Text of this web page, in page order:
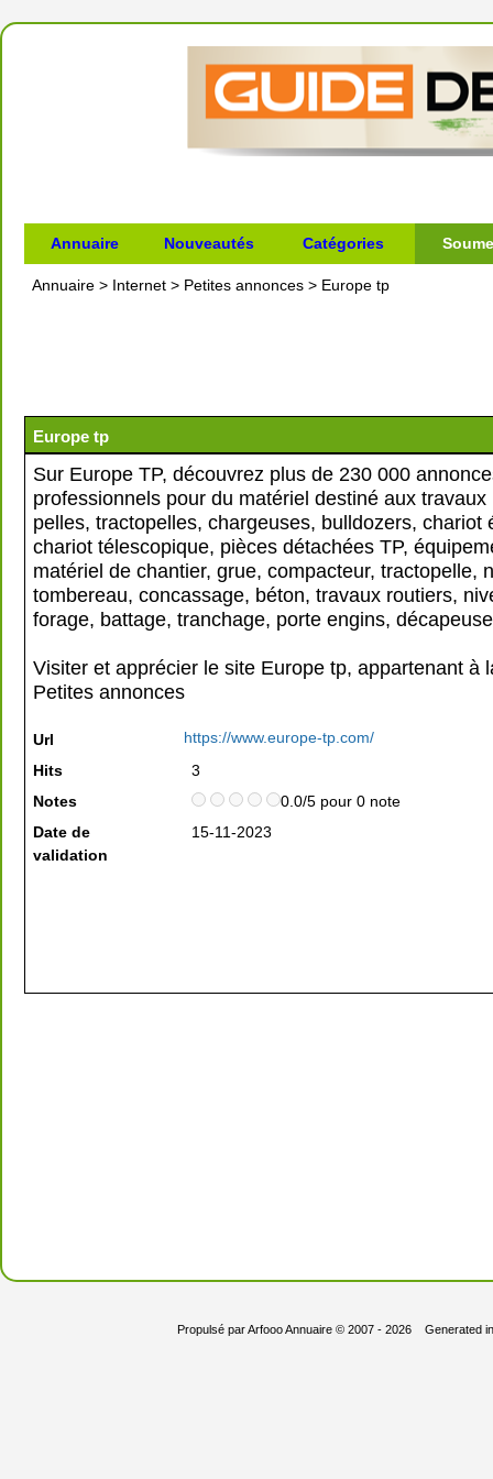
Annuaire Nouveautés Catégories
Annuaire > Internet > Petites annonces > Europe tp
Europe tp
Sur Europe TP, découvrez plus de 230 000
professionnels pour du matériel destiné aux travaux
pelles, tractopelles, chargeuses, bulldozers, chariot
chariot télescopique, pièces détachées TP,
matériel de chantier, grue, compacteur, tractopelle,
tombereau, concassage, béton, travaux routiers,
forage, battage, tranchage, porte engins,
Visiter et apprécier le site Europe tp, appartenant à
Petites annonces
Url
https://www.europe-tp.com/
Hits
3
Notes
0.0/5 pour 0 note
Date de
validation
15-11-2023
Propulsé parArfooo Annuaire© 2007 - 2026 Generated